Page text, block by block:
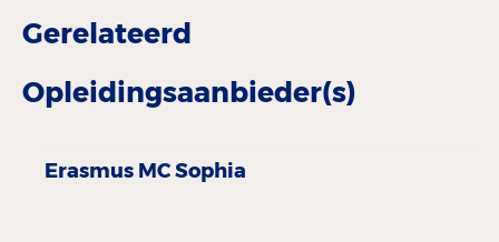
Gerelateerd
Opleidingsaanbieder(s)
Erasmus MC Sophia